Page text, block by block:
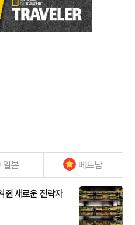
일본 베트남
쥔 새로운 전략자